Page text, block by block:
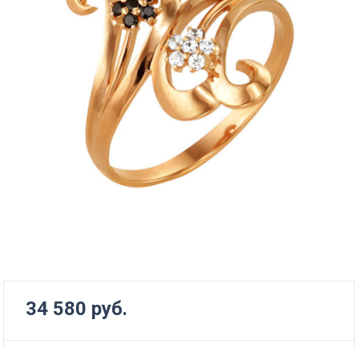
34 580 руб.